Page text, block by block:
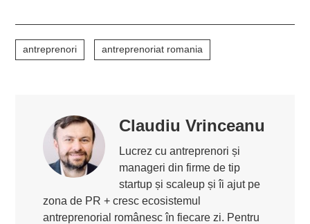
antreprenori antreprenoriat romania
Claudiu Vrinceanu
Lucrez cu antreprenori și
manageri din firme de tip
startup și scaleup și îi ajut pe
zona de PR + cresc ecosistemul
antreprenorial românesc în fiecare zi. Pentru